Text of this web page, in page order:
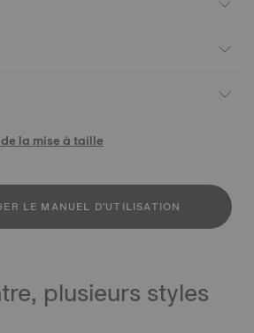
la mise à taille
LE MANUEL D'UTILISATION
plusieurs styles